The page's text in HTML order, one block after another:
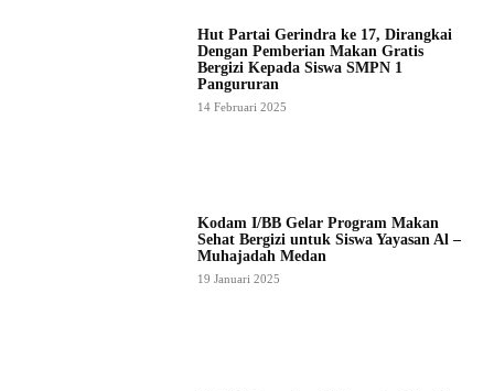
Hut Partai Gerindra ke 17, Dirangkai
Dengan Pemberian Makan Gratis
Bergizi Kepada Siswa SMPN 1
Pangururan
14 Februari 2025
Kodam I/BB Gelar Program Makan
Sehat Bergizi untuk Siswa Yayasan Al –
Muhajadah Medan
19 Januari 2025